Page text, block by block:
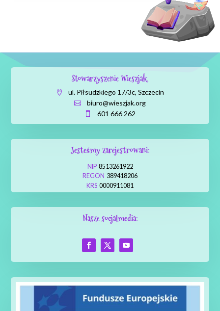
Stowarzyszenie Wieszjak
 ul. Piłsudzkiego 17/3c, Szczecin
 biuro@wieszjak.org
 601 666 262
Jesteśmy zarejestrowani:
NIP 8513261922
REGON 389418206
KRS 0000911081
Nasze socjalmedia: